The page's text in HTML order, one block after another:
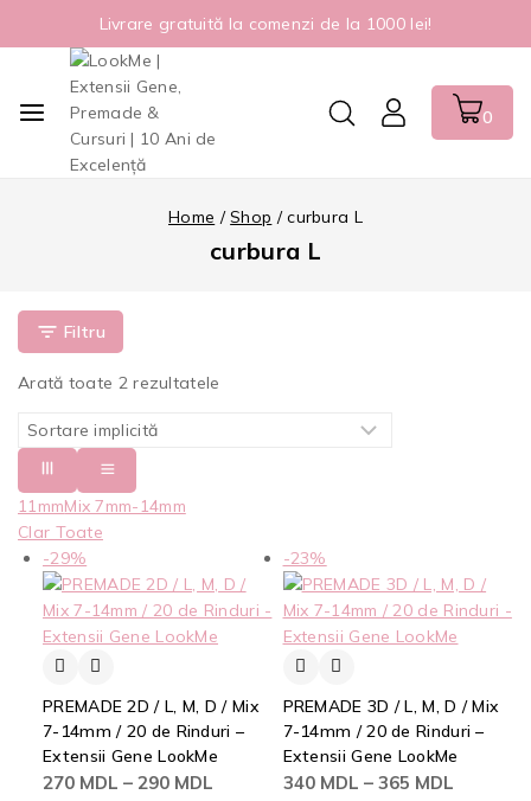
Livrare gratuită la comenzi de la 1000 lei!
0
Home / Shop / curbura L
curbura L
Filtru
Arată toate 2rezultatele
11mmMix 7mm-14mm
Clar Toate
-29%
PREMADE 2D / L, M, D / Mix
7-14mm / 20 de Rinduri –
Extensii Gene LookMe
270 MDL – 290 MDL
-23%
PREMADE 3D / L, M, D / Mix
7-14mm / 20 de Rinduri –
Extensii Gene LookMe
340 MDL – 365 MDL